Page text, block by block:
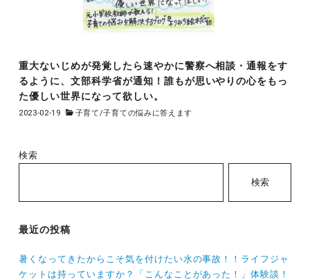
重大ないじめが発覚したら速やかに警察へ相談・通報をす
るように、文部科学省が通知！誰もが思いやりの心をもっ
た優しい世界になって欲しい。
2023-02-19 子育て/子育ての悩みに答えます
検索
検索
最近の投稿
暑くなってきたからこそ気を付けたい水の事故！！ライフジャ
ケットは持っていますか？「こんなことがあった！」体験談！